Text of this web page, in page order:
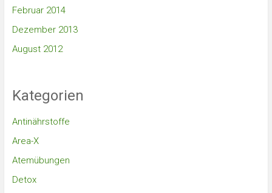
Februar 2014
Dezember 2013
August 2012
Kategorien
Antinährstoffe
Area-X
Atemübungen
Detox